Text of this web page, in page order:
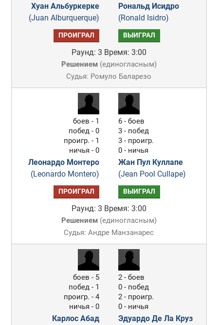
Хуан Альбуркерке
(Juan Alburquerque)
Рональд Исидро
(Ronald Isidro)
ПРОИГРАЛ ВЫИГРАЛ
Раунд: 3 Время: 3:00
Решением(единогласным)
Судья: Ромуло Баларезо
боев - 1
побед - 0
проигр. - 1
ничья - 0
Леонардо Монтеро
(Leonardo Montero)
6 - боев
3 - побед
3 - проигр.
0 - ничья
Жан Пул Куллапе
(Jean Pool Cullape)
ПРОИГРАЛ ВЫИГРАЛ
Раунд: 3 Время: 3:00
Решением(единогласным)
Судья: Андре Манзанарес
боев - 5
побед - 1
проигр. - 4
ничья - 0
Карлос Абад
2 - боев
0 - побед
2 - проигр.
0 - ничья
Эдуардо Де Ла Круз